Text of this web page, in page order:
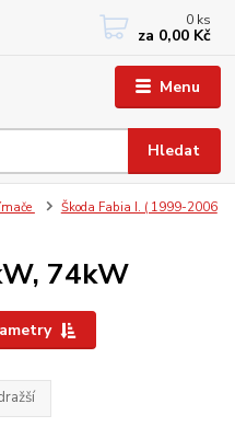
Menu
Hledat
+420 733767377
PO-PÁ: 8 - 12, 13 - 17
0 ks
za 0,00 Kč
Škoda Fabia I. ( 1999-2006
74kW